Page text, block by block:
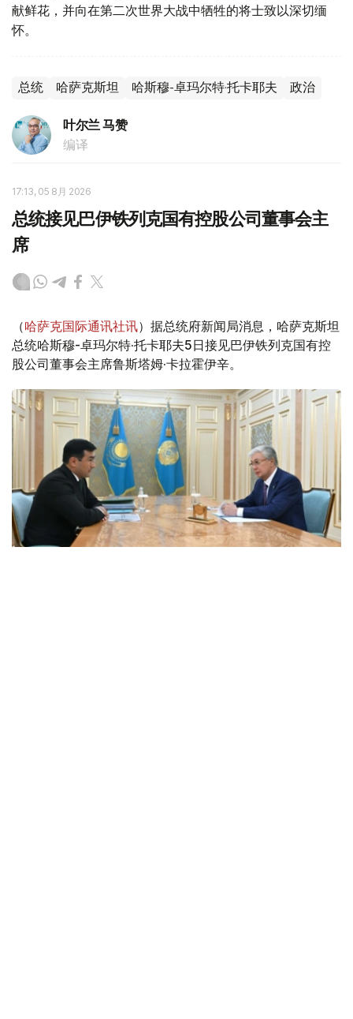
献鲜花，并向在第二次世界大战中牺牲的将士致以深切缅
怀。
总统 哈萨克斯坦 哈斯穆-卓玛尔特·托卡耶夫 政治
叶尔兰 马赞
编译
17:13, 05 8月 2026
总统接见巴伊铁列克国有控股公司董事会主
席
（哈萨克国际通讯社讯）据总统府新闻局消息，哈萨克斯坦
总统哈斯穆-卓玛尔特·托卡耶夫5日接见巴伊铁列克国有控
股公司董事会主席鲁斯塔姆·卡拉霍伊辛。